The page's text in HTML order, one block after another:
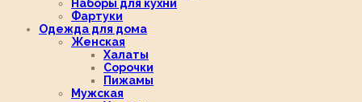
Наборы для кухни
Фартуки
Одежда для дома
Женская
Халаты
Сорочки
Пижамы
Мужская